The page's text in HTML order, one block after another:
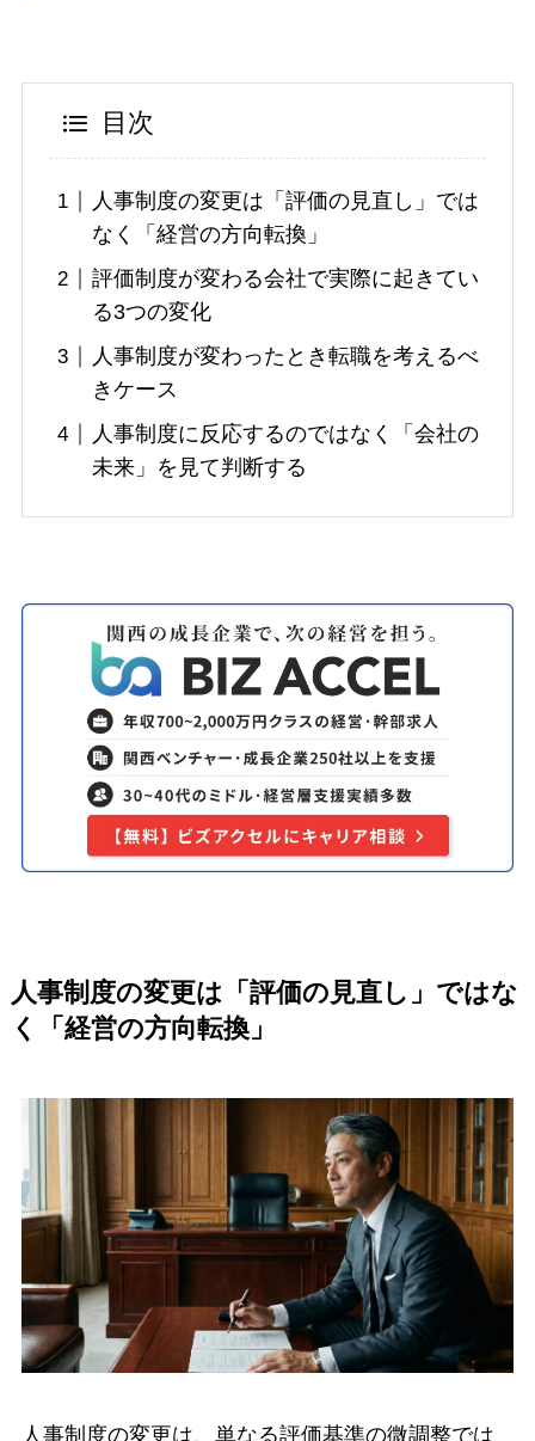
目次
人事制度の変更は「評価の見直し」では
なく「経営の方向転換」
評価制度が変わる会社で実際に起きてい
る3つの変化
人事制度が変わったとき転職を考えるべ
きケース
人事制度に反応するのではなく「会社の
未来」を見て判断する
人事制度の変更は「評価の見直し」ではな
く「経営の方向転換」
人事制度の変更は、単なる評価基準の微調整では